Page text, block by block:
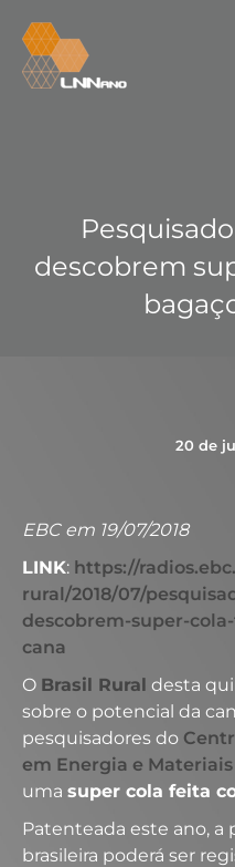
descobrem
20 de
EBC em 19/07/2018
LINK: https://
rural/2018/07/
descobrem-super-
cana
O Brasil Rural desta
sobre o potencial da
pesquisadores do
em Energia e Materiais
uma super cola feita
Patenteada este ano, a
brasileira poderá ser